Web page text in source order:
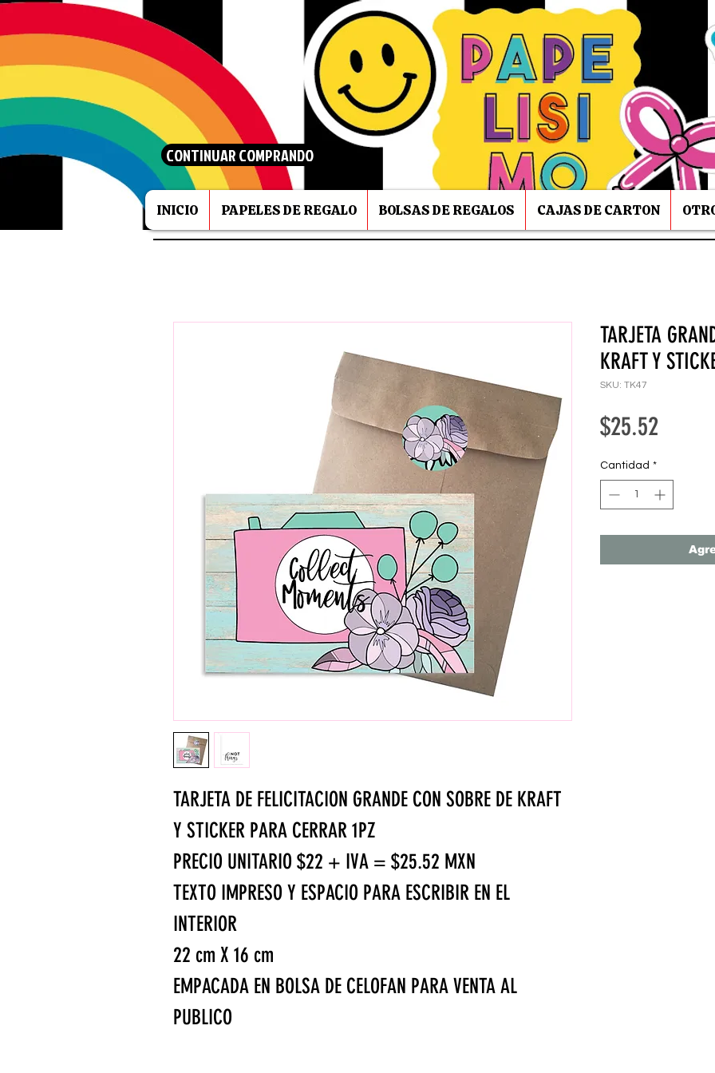
INICIO PAPELES DE REGALO BOLSAS DE REGALOS CAJAS DE CARTON
CONTINUAR COMPRANDO
TARJETA DE FELICITACION GRANDE CON SOBRE DE KRAFT
Y STICKER PARA CERRAR 1PZ
PRECIO UNITARIO $22 + IVA = $25.52 MXN
TEXTO IMPRESO Y ESPACIO PARA ESCRIBIR EN EL
INTERIOR
22 cm X 16 cm
EMPACADA EN BOLSA DE CELOFAN PARA VENTA AL
PUBLICO
TARJETA
KRAFT Y
SKU: TK47
$25.52Precio
Cantidad *